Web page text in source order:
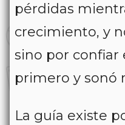
pérdidas
crecimiento, y
sino por confiar
primero y sonó
La guía existe